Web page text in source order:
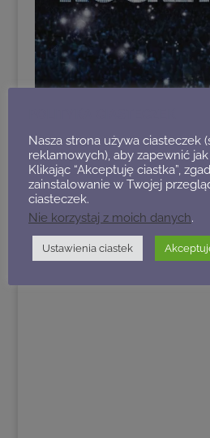
Nasza strona używa ciasteczek
reklamowych), aby zapewnić jak
Klikając “Akceptuję ciastka”,
zainstalowanie w Twojej
ciasteczek.
Nie korzystaj z moich danych.
Ustawienia ciastek